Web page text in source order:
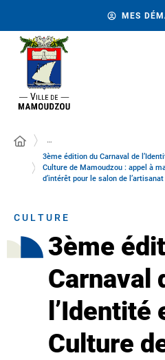
MES
…
3ème édition du Carnaval de
Culture de Mamoudzou : appel à
d’intérêt pour le salon de l’artisanat
CULTURE
3ème
Carnaval
l’Identité
Culture